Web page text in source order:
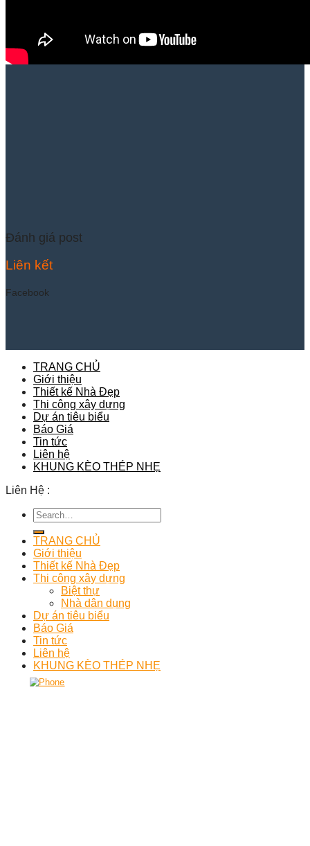
Đánh giá post
Liên kết
Facebook
TRANG CHỦ
Giới thiệu
Thiết kế Nhà Đẹp
Thi công xây dựng
Dự án tiêu biểu
Báo Giá
Tin tức
Liên hệ
KHUNG KÈO THÉP NHẸ
Liên Hệ :
TRANG CHỦ
Giới thiệu
Thiết kế Nhà Đẹp
Thi công xây dựng
Biệt thự
Nhà dân dụng
Dự án tiêu biểu
Báo Giá
Tin tức
Liên hệ
KHUNG KÈO THÉP NHẸ